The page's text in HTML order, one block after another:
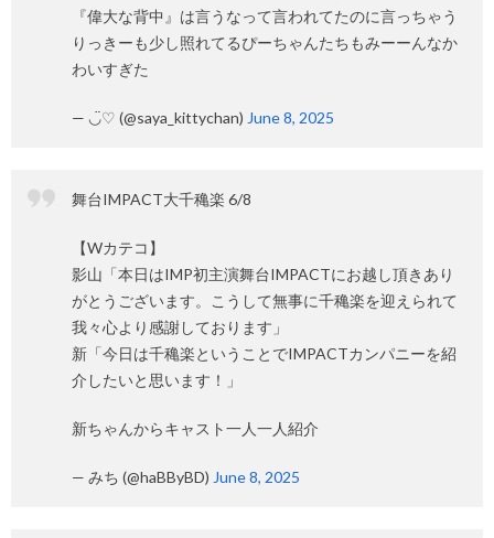
『偉大な背中』は言うなって言われてたのに言っちゃう
りっきーも少し照れてるぴーちゃんたちもみーーんなか
わいすぎた
— ◡̈♡ (@saya_kittychan) June 8, 2025
舞台IMPACT大千穐楽 6/8
【Wカテコ】
影山「本日はIMP初主演舞台IMPACTにお越し頂きあり
がとうございます。こうして無事に千穐楽を迎えられて
我々心より感謝しております」
新「今日は千穐楽ということでIMPACTカンパニーを紹
介したいと思います！」
新ちゃんからキャスト一人一人紹介
— みち (@haBByBD) June 8, 2025